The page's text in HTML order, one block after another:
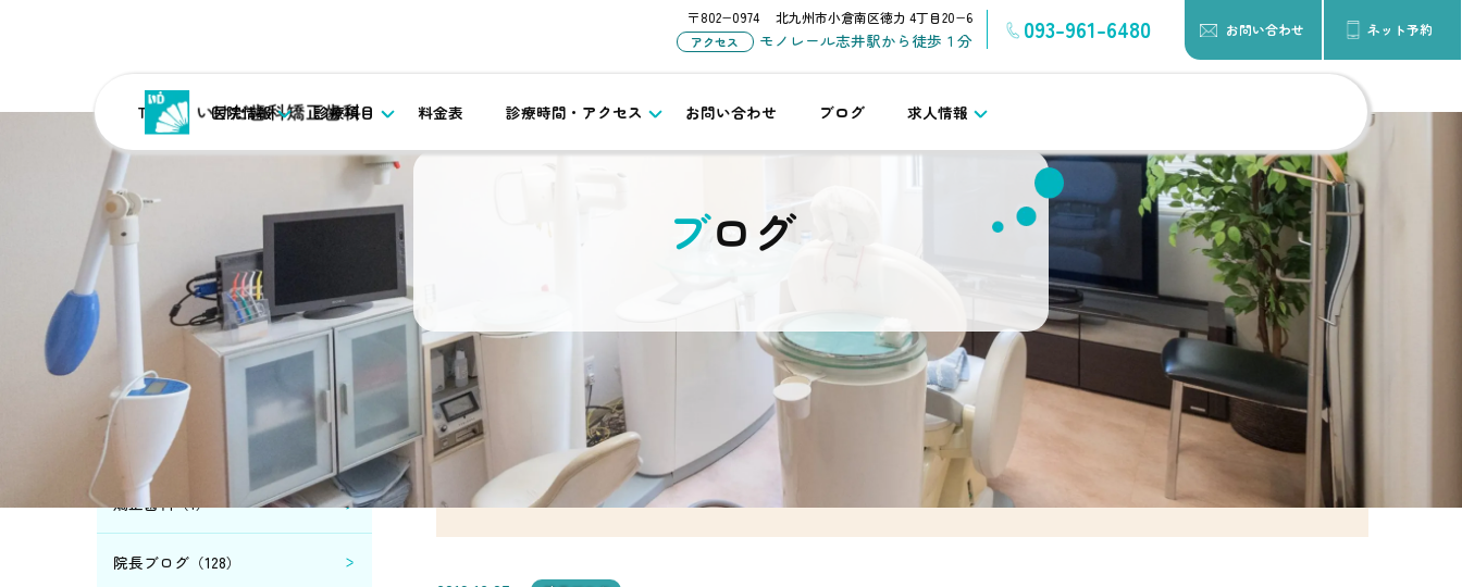
TOP 医院情報 診療項目 料金表 診療時間・アクセス お問い合わせ ブログ 求人情報
〒802−0974 北九州市小倉南区徳力 4丁目20−6
アクセス モノレール志井駅から徒歩１分 093-961-6480 お問い合わせ ネット予約
ブログ
唾液の力 パート３ （口腔乾燥症）
テ
ゴ
リ
選
ア
ー
イ
を
カテゴリ
矯正歯科（1）
院長ブログ（128）